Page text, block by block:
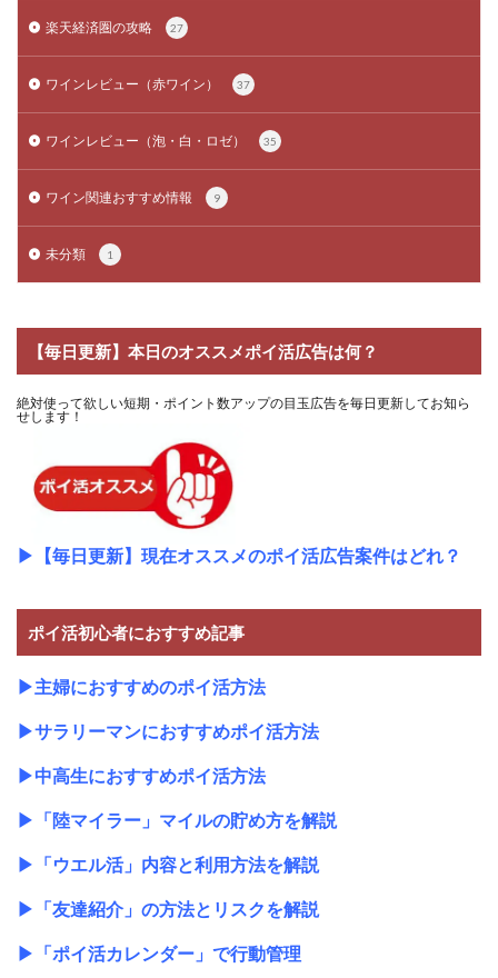
楽天経済圏の攻略 27
ワインレビュー（赤ワイン） 37
ワインレビュー（泡・白・ロゼ） 35
ワイン関連おすすめ情報 9
未分類 1
【毎日更新】本日のオススメポイ活広告は何？
絶対使って欲しい短期・ポイント数アップの目玉広告を毎日更新してお知ら
せします！
▶ 【毎日更新】現在オススメのポイ活広告案件はどれ？
ポイ活初心者におすすめ記事
▶主婦におすすめのポイ活方法
▶サラリーマンにおすすめポイ活方法
▶中高生におすすめポイ活方法
▶ 「陸マイラー」マイルの貯め方を解説
▶ 「ウエル活」内容と利用方法を解説
▶ 「友達紹介」の方法とリスクを解説
▶ 「ポイ活カレンダー」で行動管理